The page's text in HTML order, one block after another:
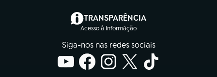
TRANSPARÊNCIA
Acesso à Informação
(abre em nova aba)
Siga-nos nas redes sociais